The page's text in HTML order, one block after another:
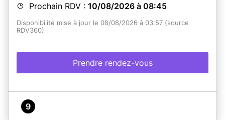
Prochain RDV : 10/08/2026 à 08:45
Disponibilité mise à jour le 08/08/2026 à 03:57 (source
RDV360)
Prendre rendez-vous
9